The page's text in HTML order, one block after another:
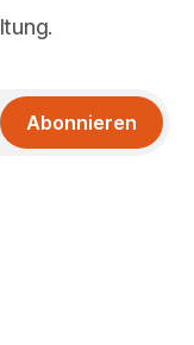
Abonnieren